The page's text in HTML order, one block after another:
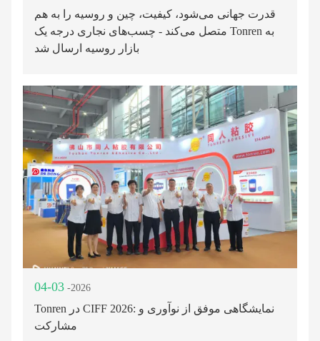
قدرت جهانی می‌شود، کیفیت، چین و روسیه را به هم
متصل می‌کند - چسب‌های نجاری درجه یک Tonren به
بازار روسیه ارسال شد
04-03 -2026
Tonren در CIFF 2026: نمایشگاهی موفق از نوآوری و
مشارکت